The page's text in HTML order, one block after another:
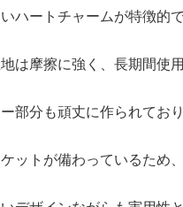
ハートチャームが特徴的
は摩擦に強く、長期間使
部分も頑丈に作られてお
ットが備わっているため